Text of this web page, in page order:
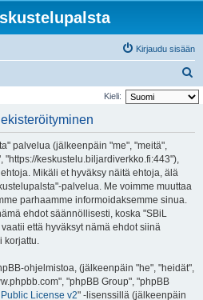
Kirjaudu sisään
t
Kieli:
palvelua (jälkeenpäin "me", "meitä",
"https://keskustelu.biljardiverkko.fi:443"),
Mikäli et hyväksy näitä ehtoja, älä
palvelua. Me voimme muuttaa
parhaamme informoidaksemme sinua.
ehdot säännöllisesti, koska "SBiL
että hyväksyt nämä ehdot siinä
korjattu.
ohjelmistoa, (jälkeenpäin "he", "heidät",
"phpBB Group", "phpBB
License v2" -lisenssillä (jälkeenpäin